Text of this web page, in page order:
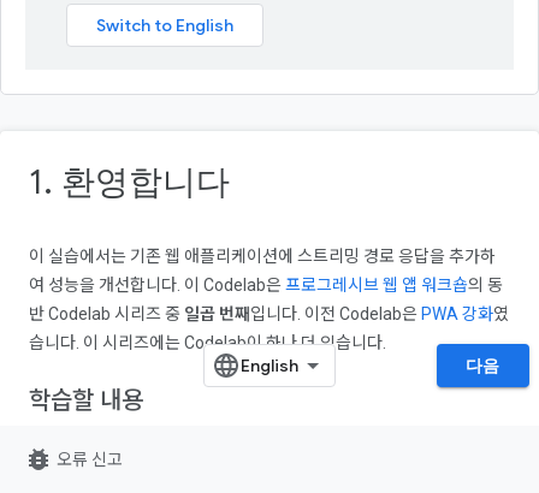
1. 환영합니다
이 실습에서는 기존 웹 애플리케이션에 스트리밍 경로 응답을 추가하
여 성능을 개선합니다. 이 Codelab은 프로그레시브 웹 앱 워크숍의 동
반 Codelab 시리즈 중 일곱 번째입니다. 이전 Codelab은 PWA 강화였
습니다. 이 시리즈에는 Codelab이 하나 더 있습니다.
학습할 내용
다음
bug_report 오류 신고